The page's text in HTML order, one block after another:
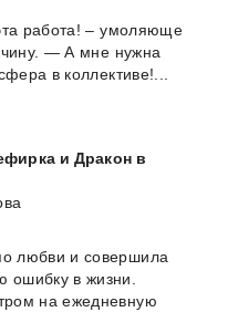
работа! – умоляюще
— А мне нужна
в коллективе!...
и Дракон в
любви и совершила
в жизни.
на ежедневную